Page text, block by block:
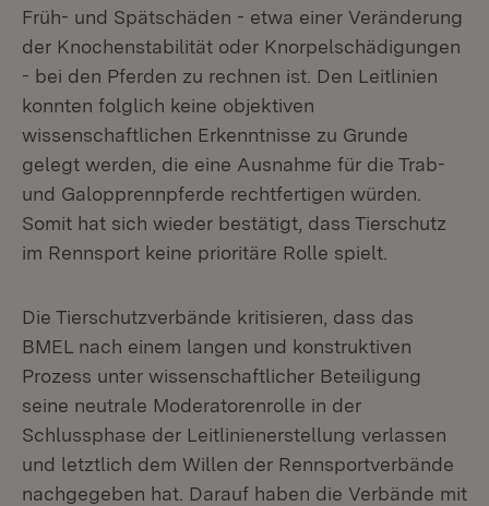
Früh- und Spätschäden - etwa einer Veränderung
der Knochenstabilität oder Knorpelschädigungen
- bei den Pferden zu rechnen ist. Den Leitlinien
konnten folglich keine objektiven
wissenschaftlichen Erkenntnisse zu Grunde
gelegt werden, die eine Ausnahme für die Trab-
und Galopprennpferde rechtfertigen würden.
Somit hat sich wieder bestätigt, dass Tierschutz
im Rennsport keine prioritäre Rolle spielt.
Die Tierschutzverbände kritisieren, dass das
BMEL nach einem langen und konstruktiven
Prozess unter wissenschaftlicher Beteiligung
seine neutrale Moderatorenrolle in der
Schlussphase der Leitlinienerstellung verlassen
und letztlich dem Willen der Rennsportverbände
nachgegeben hat. Darauf haben die Verbände mit